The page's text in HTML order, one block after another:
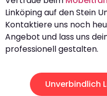
Linköping auf den Stein
Kontaktiere uns noch
Angebot und lass uns
professionell gestalten.
Unverbindlich